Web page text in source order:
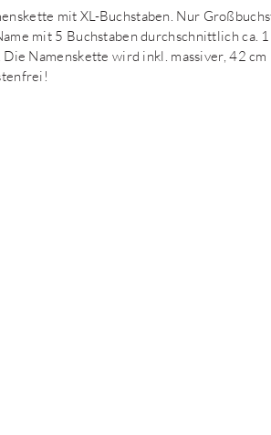
mit XL-Buchstaben. Nur
mit 5 Buchstaben durchschnittlich ca.
Namenskette wird inkl. massiver, 42